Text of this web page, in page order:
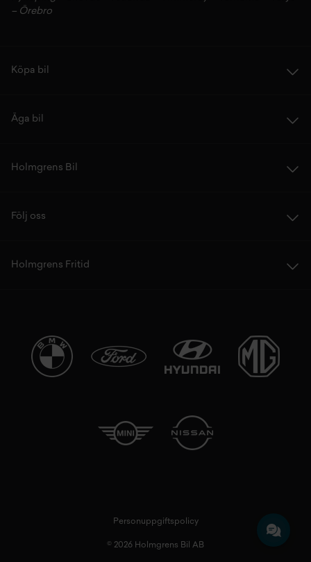
– Örebro
Köpa bil
Äga bil
Holmgrens Bil
Följ oss
Holmgrens Fritid
Personuppgiftspolicy
© 2026 Holmgrens Bil AB